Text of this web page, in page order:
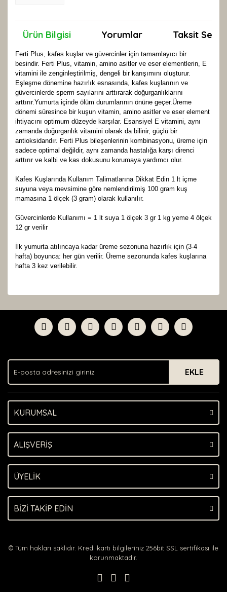
Ürün Bilgisi Yorumlar Taksit
Ferti Plus, kafes kuşlar ve güvercinler için tamamlayıcı bir
besindir. Ferti Plus, vitamin, amino asitler ve eser elementlerin, E
vitamini ile zenginleştirilmiş, dengeli bir karışımını oluşturur.
Eşleşme dönemine hazırlık esnasında, kafes kuşlarının ve
güvercinlerde sperm sayılarını arttırarak doğurganlıklarını
arttırır.Yumurta içinde ölüm durumlarının önüne geçer.Üreme
dönemi süresince bir kuşun vitamin, amino asitler ve eser element
ihtiyacını optimum düzeyde karşılar. Esansiyel E vitamini, aynı
zamanda doğurganlık vitamini olarak da bilinir, güçlü bir
antioksidandır. Ferti Plus bileşenlerinin kombinasyonu, üreme için
sadece optimal değildir, aynı zamanda hastalığa karşı direnci
arttırır ve kalbi ve kas dokusunu korumaya yardımcı olur.
Kafes Kuşlarında Kullanım Talimatlarına Dikkat Edin 1 lt içme
suyuna veya mevsimine göre nemlendirilmiş 100 gram kuş
mamasına 1 ölçek (3 gram) olarak kullanılır.
Güvercinlerde Kullanımı = 1 lt suya 1 ölçek 3 gr 1 kg yeme 4 ölçek
12 gr verilir
İlk yumurta atılıncaya kadar üreme sezonuna hazırlık için (3-4
hafta) boyunca: her gün verilir. Üreme sezonunda kafes kuşlarına
hafta 3 kez verilebilir.
Yorum Yaz
formunu kullanarak tarafımıza iletebilirsiniz.
Görüş ve önerileriniz için teşekkür ederiz.
Ürün açıklamasında eksik bilgiler bulunuyor.
Ürün bilgilerinde hatalar bulunuyor.
Bu ürüne benzer farklı alternatifler olmalı.
EKLE
KURUMSAL
ALIŞVERİŞ
ÜYELİK
BİZİ TAKİP EDİN
© Tüm hakları saklıdır. Kredi kartı bilgileriniz 256bit SSL sertifikası ile
korunmaktadır.